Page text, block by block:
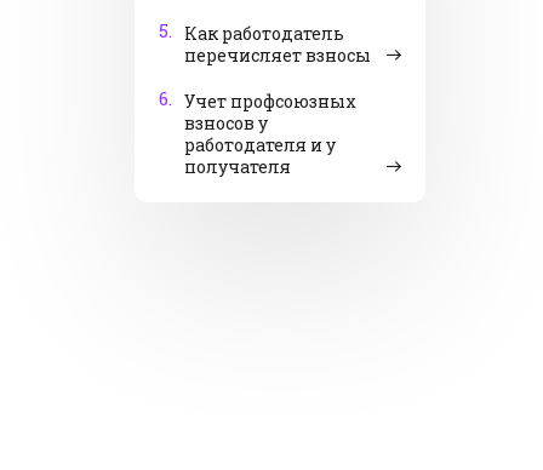
5.
Как работодатель
перечисляет взносы
6. Учет профсоюзных
взносов у
работодателя и у
получателя